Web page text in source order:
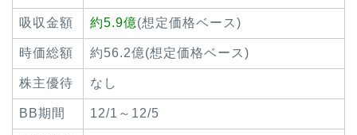
吸収金額 約5.9億(想定価格ベース)
時価総額 約56.2億(想定価格ベース)
株主優待 なし
BB期間 12/1～12/5